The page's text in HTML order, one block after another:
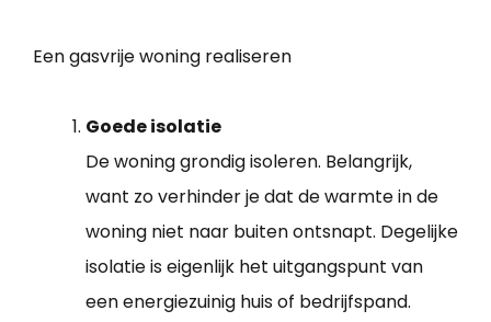
Een gasvrije woning realiseren
Goede isolatie
De woning grondig isoleren. Belangrijk,
want zo verhinder je dat de warmte in de
woning niet naar buiten ontsnapt. Degelijke
isolatie is eigenlijk het uitgangspunt van
een energiezuinig huis of bedrijfspand.